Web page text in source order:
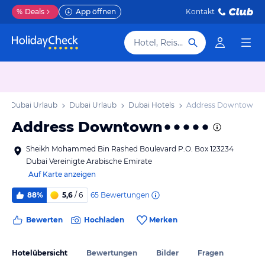
% Deals App öffnen Kontakt
Hotel, Reiseziel
Dubai Urlaub Dubai Urlaub Dubai Hotels Address Downtown
Address Downtown
Sheikh Mohammed Bin Rashed Boulevard P.O. Box 123234
Dubai Vereinigte Arabische Emirate
Auf Karte anzeigen
88% 5,6 / 6 65 Bewertungen
Bewerten Hochladen Merken
Hotelübersicht Bewertungen Bilder Fragen